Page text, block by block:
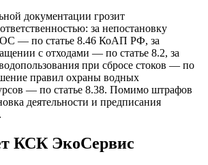
документации грозит
за непостановку
— по статье 8.46 КоАП РФ, за
с отходами — по статье 8.2, за
при сбросе стоков — по
правил охраны водных
— по статье 8.38. Помимо штрафов
деятельности и предписания
КСК ЭкоСервис